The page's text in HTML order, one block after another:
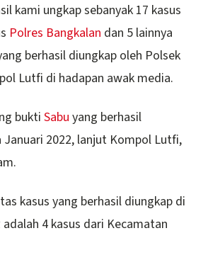
kami ungkap sebanyak 17 kasus
Polres Bangkalan dan 5 lainnya
berhasil diungkap oleh Polsek
Lutfi di hadapan awak media.
buktiSabu yang berhasil
Januari 2022, lanjut Kompol Lutfi,
kasus yang berhasil diungkap di
4 kasus dari Kecamatan